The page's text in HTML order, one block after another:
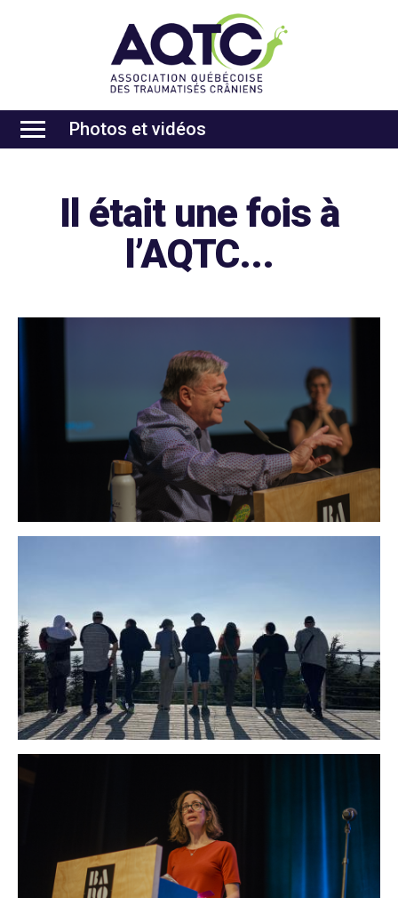
Photos et vidéos
Il était une fois à
l’AQTC...